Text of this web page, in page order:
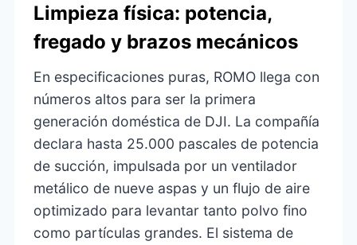
Limpieza física: potencia,
fregado y brazos mecánicos
En especificaciones puras, ROMO llega con
números altos para ser la primera
generación doméstica de DJI. La compañía
declara hasta 25.000 pascales de potencia
de succión, impulsada por un ventilador
metálico de nueve aspas y un flujo de aire
optimizado para levantar tanto polvo fino
como partículas grandes. El sistema de